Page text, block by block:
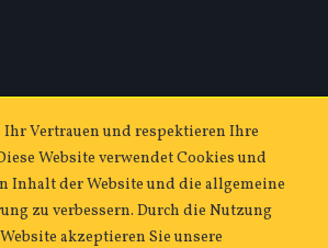
Vertrauen und respektieren Ihre
Website verwendet Cookies und
Inhalt der Website und die allgemeine
zu verbessern. Durch die Nutzung
akzeptieren Sie unsere